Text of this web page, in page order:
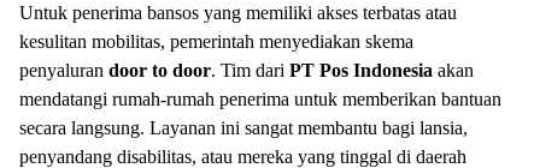
Untuk penerima bansos yang memiliki akses terbatas atau
kesulitan mobilitas, pemerintah menyediakan skema
penyaluran door to door. Tim dari PT Pos Indonesia akan
mendatangi rumah-rumah penerima untuk memberikan bantuan
secara langsung. Layanan ini sangat membantu bagi lansia,
penyandang disabilitas, atau mereka yang tinggal di daerah